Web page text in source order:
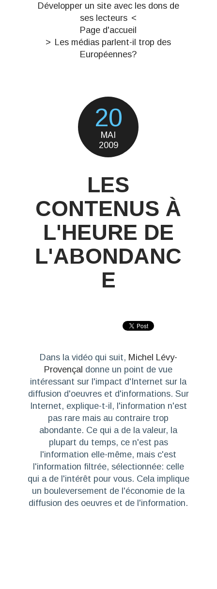
Développer un site avec les dons de
ses lecteurs
Page d'accueil
Les médias parlent-il trop des
Européennes?
20
MAI
2009
LES
CONTENUS À
L'HEURE DE
L'ABONDANC
E
Dans la vidéo qui suit, Michel Lévy-
Provençal donne un point de vue
intéressant sur l'impact d'Internet sur la
diffusion d'oeuvres et d'informations. Sur
Internet, explique-t-il, l'information n'est
pas rare mais au contraire trop
abondante. Ce qui a de la valeur, la
plupart du temps, ce n'est pas
l'information elle-même, mais c'est
l'information filtrée, sélectionnée: celle
qui a de l'intérêt pour vous. Cela implique
un bouleversement de l'économie de la
diffusion des oeuvres et de l'information.